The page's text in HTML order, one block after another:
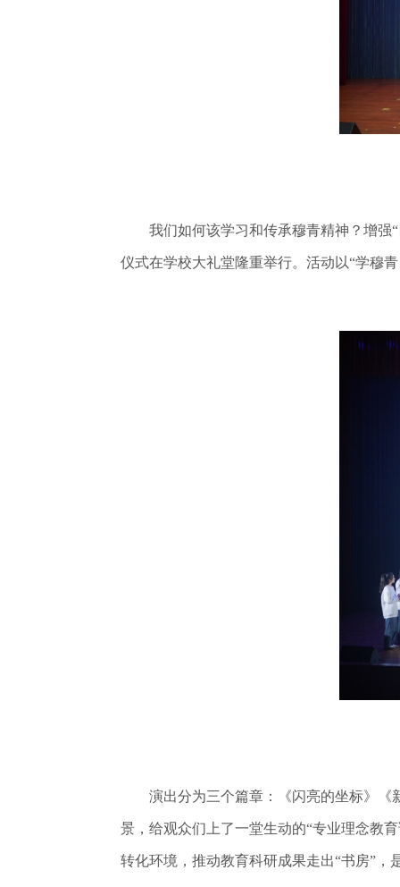
我们如何该学习和传承穆青精神？增强“
仪式在学校大礼堂隆重举行。活动以“学穆
演出分为三个篇章：《闪亮的坐标》《新
景，给观众们上了一堂生动的“专业理念教
转化环境，推动教育科研成果走出“书房”